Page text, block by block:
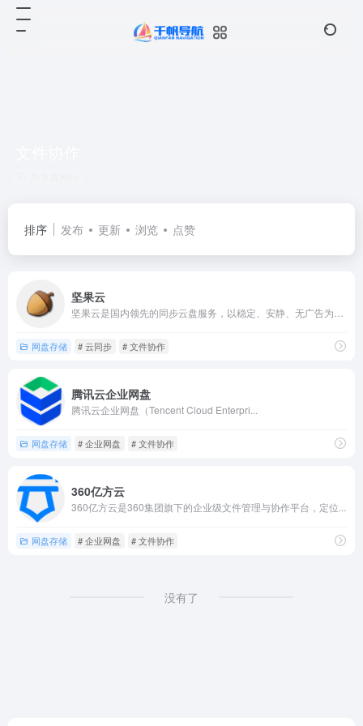
排序 发布 更新 浏览 点赞
坚果云
网盘存储 # 云同步 # 文件协作
腾讯云企业网盘
腾讯云企业网盘（Tencent Cloud Enterpri...
网盘存储 # 企业网盘 # 文件协作
360亿方云
360亿方云是360集团旗下的企业级文件管理与协作平台，定位...
网盘存储 # 企业网盘 # 文件协作
没有了